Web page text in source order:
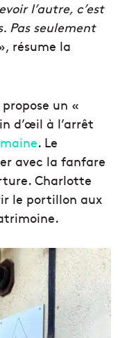
l’autre, c’est
Pas seulement
résume la
un «
d’œil à l’arrêt
. Le
avec la fanfare
Charlotte
le portillon aux